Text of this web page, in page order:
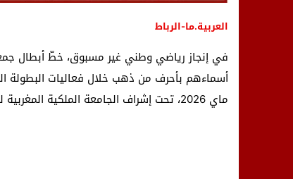
العربية.ما-الرباط
في إنجاز رياضي وطني غير مسبوق، خطّ أبطال
ماي 2026، تحت إشراف الجامعة الملكية المغربية للكراطي وأساليب مشتركة.